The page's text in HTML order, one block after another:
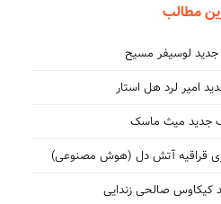
مطالب
جدید لوسیفر مسیح
امیر لرد هل استار
جدید میث ماسک
قراقیه آتش دل (هوش مصنوعی)
کیکاوس صالحی زندایی